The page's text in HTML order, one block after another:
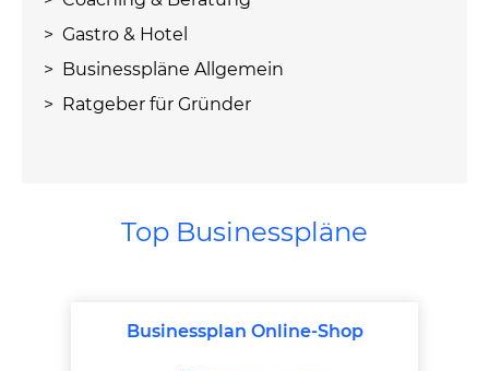
> Gastro & Hotel
> Businesspläne Allgemein
> Ratgeber für Gründer
Top Businesspläne
Businessplan Online-Shop